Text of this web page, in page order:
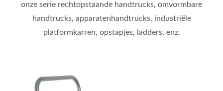
onze serie rechtopstaande handtrucks, omvormbare
handtrucks, apparatenhandtrucks, industriële
platformkarren, opstapjes, ladders, enz.